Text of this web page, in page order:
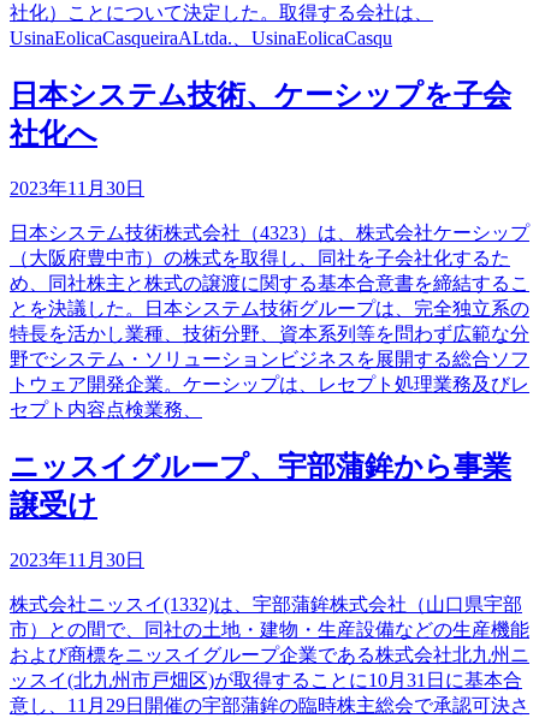
社化）ことについて決定した。取得する会社は、
UsinaEolicaCasqueiraALtda.、UsinaEolicaCasqu
日本システム技術、ケーシップを子会
社化へ
2023年11月30日
日本システム技術株式会社（4323）は、株式会社ケーシップ
（大阪府豊中市）の株式を取得し、同社を子会社化するた
め、同社株主と株式の譲渡に関する基本合意書を締結するこ
とを決議した。日本システム技術グループは、完全独立系の
特長を活かし業種、技術分野、資本系列等を問わず広範な分
野でシステム・ソリューションビジネスを展開する総合ソフ
トウェア開発企業。ケーシップは、レセプト処理業務及びレ
セプト内容点検業務、
ニッスイグループ、宇部蒲鉾から事業
譲受け
2023年11月30日
株式会社ニッスイ(1332)は、宇部蒲鉾株式会社（山口県宇部
市）との間で、同社の土地・建物・生産設備などの生産機能
および商標をニッスイグループ企業である株式会社北九州ニ
ッスイ(北九州市戸畑区)が取得することに10月31日に基本合
意し、11月29日開催の宇部蒲鉾の臨時株主総会で承認可決さ